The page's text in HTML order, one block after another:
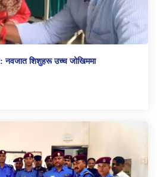
नवजात शिशुहरू उच्च जोखिममा